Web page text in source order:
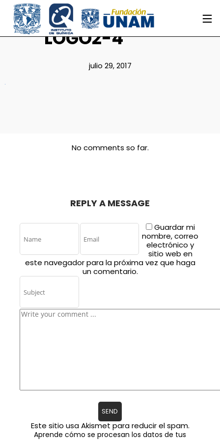
LOGO2-4
julio 29, 2017
No comments so far.
REPLY A MESSAGE
Guardar mi
nombre, correo
electrónico y
sitio web en
este navegador para la próxima vez que haga
un comentario.
Este sitio usa Akismet para reducir el spam.
Aprende cómo se procesan los datos de tus